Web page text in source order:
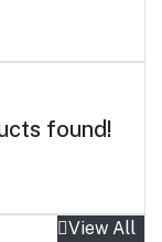
found!
View All